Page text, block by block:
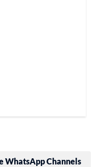
WhatsApp Channels